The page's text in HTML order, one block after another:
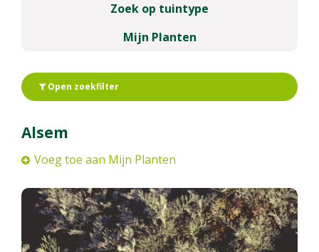
Zoek op tuintype
Mijn Planten
Open zoekfilter
Alsem
Voeg toe aan Mijn Planten